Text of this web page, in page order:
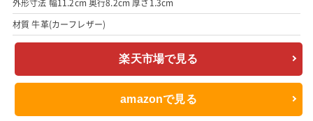
外形寸法 幅11.2cm 奥行8.2cm 厚さ1.3cm
材質 牛革(カーフレザー)
楽天市場で見る
amazonで見る